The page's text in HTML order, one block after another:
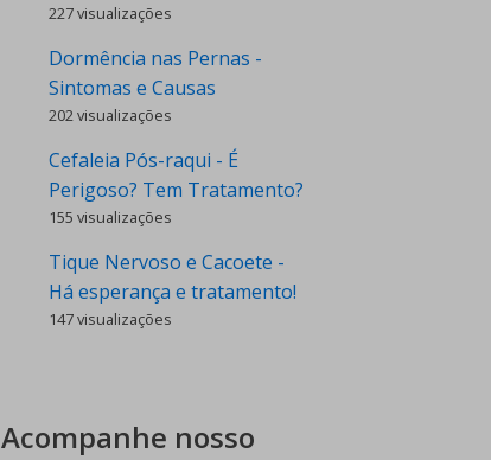
227 visualizações
Dormência nas Pernas -
Sintomas e Causas
202 visualizações
Cefaleia Pós-raqui - É
Perigoso? Tem Tratamento?
155 visualizações
Tique Nervoso e Cacoete -
Há esperança e tratamento!
147 visualizações
Acompanhe nosso